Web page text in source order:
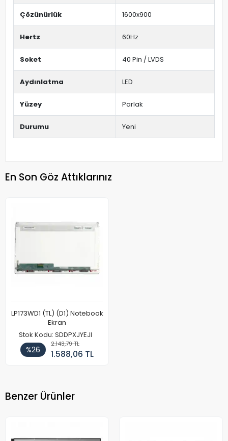
Çözünürlük 1600x900
Hertz 60Hz
Soket 40 Pin / LVDS
Aydınlatma LED
Yüzey Parlak
Durumu Yeni
En Son Göz Attıklarınız
LP173WD1 (TL) (D1) Notebook
Ekran
Stok Kodu: SDDPXJYEJI
%26
2.143,79 TL
1.588,06 TL
Benzer Ürünler